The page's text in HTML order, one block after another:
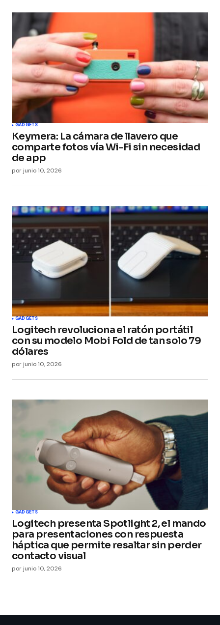
GADGETS
Keymera: La cámara de llavero que
comparte fotos vía Wi-Fi sin necesidad
de app
por junio 10, 2026
GADGETS
Logitech revoluciona el ratón portátil
con su modelo Mobi Fold de tan solo 79
dólares
por junio 10, 2026
GADGETS
Logitech presenta Spotlight 2, el mando
para presentaciones con respuesta
háptica que permite resaltar sin perder
contacto visual
por junio 10, 2026